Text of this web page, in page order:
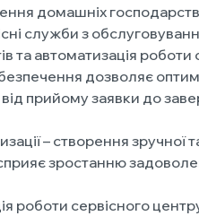
домашніх
служби з
та автоматизація
дозволяє
від прийому заявки до
– створення зручної
зростанню
роботи сервісного